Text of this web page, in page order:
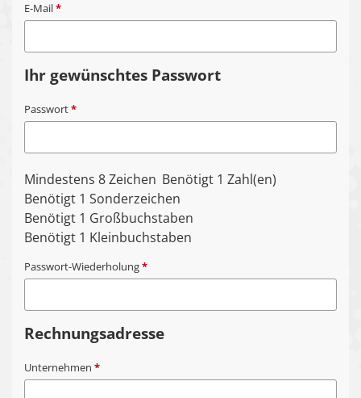
E-Mail*
Ihr gewünschtes Passwort
Passwort*
Mindestens 8 Zeichen Benötigt 1 Zahl(en)
Benötigt 1 Sonderzeichen
Benötigt 1 Großbuchstaben
Benötigt 1 Kleinbuchstaben
Passwort-Wiederholung*
Rechnungsadresse
Unternehmen *